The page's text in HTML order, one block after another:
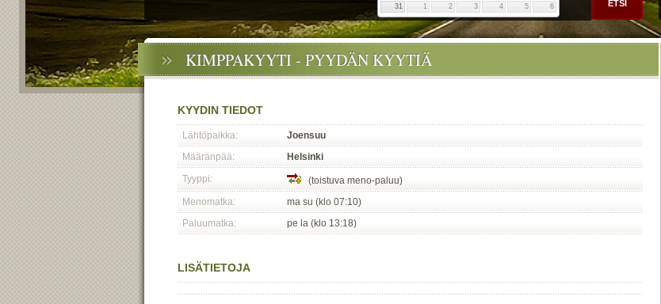
31
1 2 3 4 5 6
KIMPPAKYYTI - PYYDÄN KYYTIÄ
KYYDIN TIEDOT
Lähtöpaikka:
Joensuu
Määränpää:
Helsinki
Tyyppi:
(toistuva meno-paluu)
Menomatka:
ma su (klo 07:10)
Paluumatka:
pe la (klo 13:18)
LISÄTIETOJA